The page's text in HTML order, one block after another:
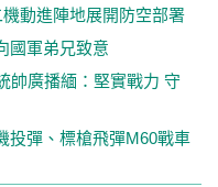
動進陣地展開防空部署
國軍弟兄致意
帥廣播緬：堅實戰力 守
投彈、標槍飛彈M60戰車